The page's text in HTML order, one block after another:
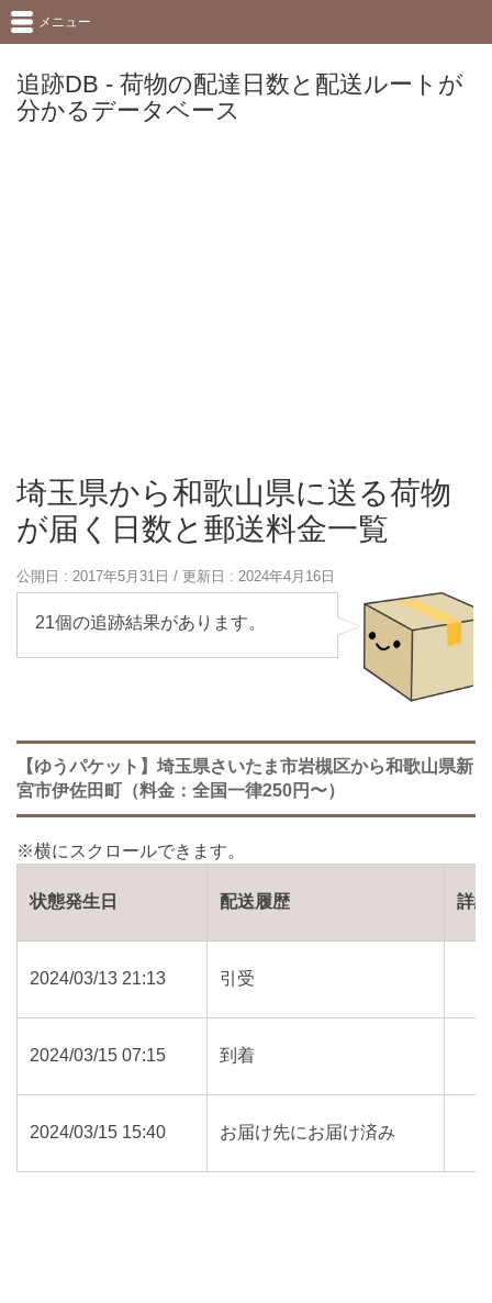
追跡DB - 荷物の配達日数と配送ルートが
分かるデータベース
メニュー
埼玉県から和歌山県に送る荷物
が届く日数と郵送料金一覧
公開日 : 2017年5月31日 / 更新日 : 2024年4月16日
21個の追跡結果があります。
【ゆうパケット】埼玉県さいたま市岩槻区から和歌山県新
宮市伊佐田町（料金：全国一律250円〜）
状態発生日 配送履歴 詳細
2024/03/13 21:13 引受
2024/03/15 07:15 到着
2024/03/15 15:40 お届け先にお届け済み